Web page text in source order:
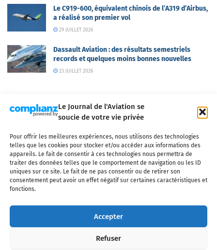
Le Journal de l'Aviation se
soucie de votre vie privée
Pour offrir les meilleures expériences, nous utilisons des technologies
telles que les cookies pour stocker et/ou accéder aux informations des
appareils. Le fait de consentir à ces technologies nous permettra de
traiter des données telles que le comportement de navigation ou les ID
uniques sur ce site. Le fait de ne pas consentir ou de retirer son
consentement peut avoir un effet négatif sur certaines caractéristiques et
fonctions.
Accepter
Refuser
Le C919-600, équivalent chinois de l’A319 d’Airbus,
a réalisé son premier vol
29 JUILLET 2026
Dassault Aviation : des résultats semestriels
records et quelques moins bonnes nouvelles
23 JUILLET 2026
Qui sommes-nous ? Nous contacter
Partenaires
Mentions légales
CGV Politique de confidentialité Cookies
l'industrie aéronautique, l'aviation commerciale, l'aviation d'affaires, les
civils, l'aéronautique de défense et l'industrie spatiale. Toute reproduction,